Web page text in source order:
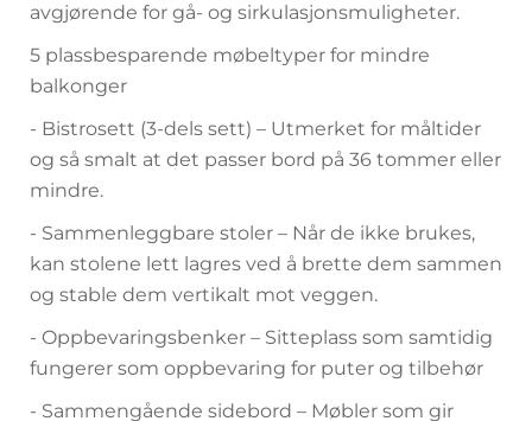
avgjørende for gå- og sirkulasjonsmuligheter.
5 plassbesparende møbeltyper for mindre
balkonger
- Bistrosett (3-dels sett) – Utmerket for måltider
og så smalt at det passer bord på 36 tommer eller
mindre.
- Sammenleggbare stoler – Når de ikke brukes,
kan stolene lett lagres ved å brette dem sammen
og stable dem vertikalt mot veggen.
- Oppbevaringsbenker – Sitteplass som samtidig
fungerer som oppbevaring for puter og tilbehør
- Sammengående sidebord – Møbler som gir